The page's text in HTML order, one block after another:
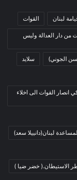
(1٬227)
(73)
لبنان القوات
من دار العدالة وليس
الجوني) سلايد
القوات الى اخلاء
لبنان(دانييلا سعد)
الاستيطان.( خضر ضيا )